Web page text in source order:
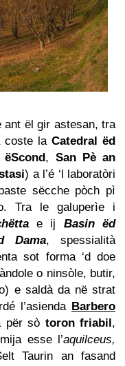
ant ël gir astesan, tra
coste laCatedral ëd
ëScond, San Pè an
) a l’é ‘l laboratòri
sëcche pòch pì
Tra le galuperìe i
e ij Basin ëd
Dama, spessialità
sot forma ‘d doe
o ninsòle, butir,
e saldà da në strat
l’asienda Barbero
për sò toron friabil,
esse l’aquilceus,
Taurin an fasand